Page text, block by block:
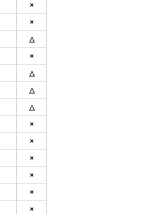
×
×
△
×
△
△
△
×
×
×
×
×
×